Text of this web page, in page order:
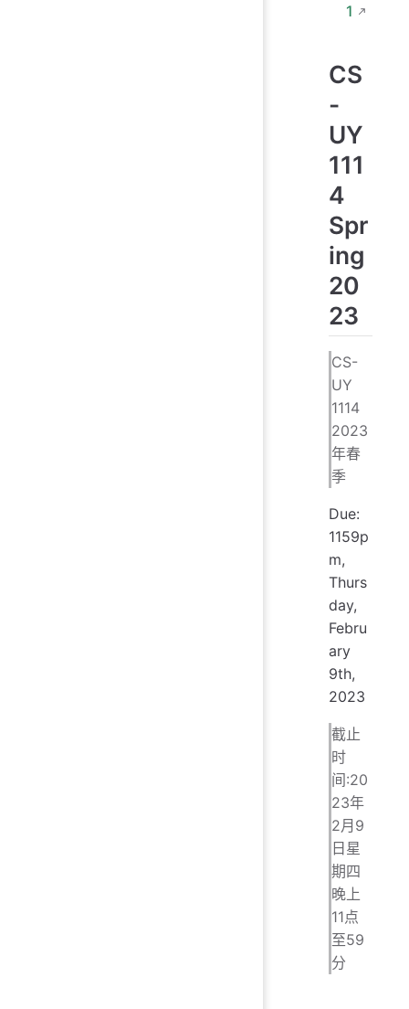
1
CS
-
UY
111
4
Spr
ing
20
23
CS-
UY
1114
2023
年春
季
Due:
1159p
m,
Thurs
day,
Febru
ary
9th,
2023
截止
时
间:20
23年
2月9
日星
期四
晚上
11点
至59
分